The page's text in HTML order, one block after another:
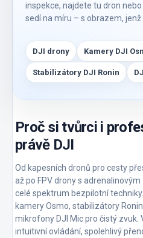
inspekce, najdete tu dron
sedí na míru – s obrazem,
DJI drony Kamery DJI
Stabilizátory DJI Ronin
Proč si tvůrci i
právě DJI
Od kapesních dronů pro cesty
až po FPV drony s
celé spektrum bezpilotní
kamery Osmo, stabilizátory
mikrofony DJI Mic pro čistý zvuk.
intuitivní ovládání, spolehlivý